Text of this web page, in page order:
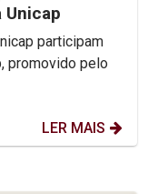
participam
promovido pelo
LER MAIS